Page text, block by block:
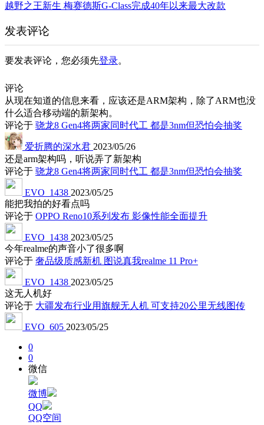
越野之王新生 梅赛德斯G-Class完成40年以来最大改款
发表评论
要发表评论，您必须先登录。
评论
从现在知道的信息来看，应该还是ARM架构，除了ARM也没
什么适合移动端的新架构。
评论于 骁龙8 Gen4将两家同时代工 都是3nm但恐怕会抽奖
爱折腾的深水君 2023/05/26
还是arm架构吗，听说弄了新架构
评论于 骁龙8 Gen4将两家同时代工 都是3nm但恐怕会抽奖
EVO_1438 2023/05/25
能把我拍的好看点吗
评论于 OPPO Reno10系列发布 影像性能全面提升
EVO_1438 2023/05/25
今年realme的声音小了很多啊
评论于 奢品级质感新机 图说真我realme 11 Pro+
EVO_1438 2023/05/25
这无人机好
评论于 大疆发布行业用旗舰无人机 可支持20公里无线图传
EVO_605 2023/05/25
0
0
微信
微博
QQ
QQ空间